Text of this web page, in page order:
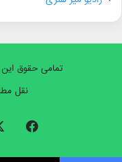
تمامی حقوق
نقل